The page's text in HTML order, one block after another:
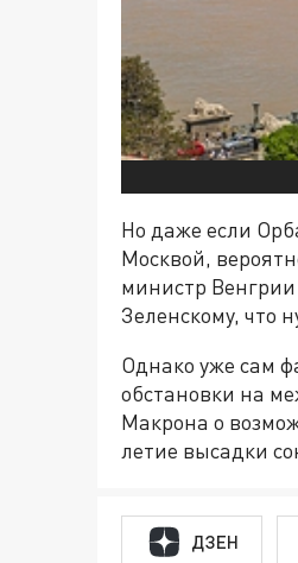
Но даже если
Москвой,
министр
Зеленскому, что
Однако уже сам
обстановки на
Макрона о
летие высадки
ДЗЕН